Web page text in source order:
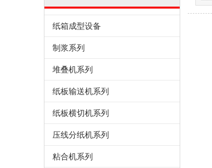
纸箱成型设备
制浆系列
堆叠机系列
纸板输送机系列
纸板横切机系列
压线分纸机系列
粘合机系列